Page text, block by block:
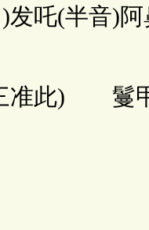
吒(半音)阿
此) 鬘甲